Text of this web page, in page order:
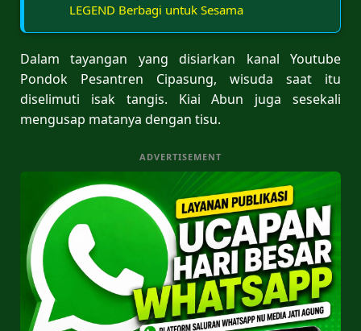
LEGEND Berbagi untuk Sesama
Dalam tayangan yang disiarkan kanal Youtube
Pondok Pesantren Cipasung, wisuda saat itu
diselimuti isak tangis. Kiai Abun juga sesekali
mengusap matanya dengan tisu.
ADVERTISEMENT